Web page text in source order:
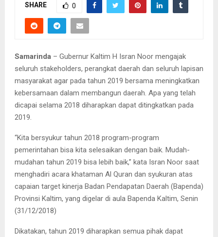
SHARE 0
Samarinda – Gubernur Kaltim H Isran Noor mengajak
seluruh stakeholders, perangkat daerah dan seluruh lapisan
masyarakat agar pada tahun 2019 bersama meningkatkan
kebersamaan dalam membangun daerah. Apa yang telah
dicapai selama 2018 diharapkan dapat ditingkatkan pada
2019.
“Kita bersyukur tahun 2018 program-program
pemerintahan bisa kita selesaikan dengan baik. Mudah-
mudahan tahun 2019 bisa lebih baik,” kata Isran Noor saat
menghadiri acara khataman Al Quran dan syukuran atas
capaian target kinerja Badan Pendapatan Daerah (Bapenda)
Provinsi Kaltim, yang digelar di aula Bapenda Kaltim, Senin
(31/12/2018)
Dikatakan, tahun 2019 diharapkan semua pihak dapat